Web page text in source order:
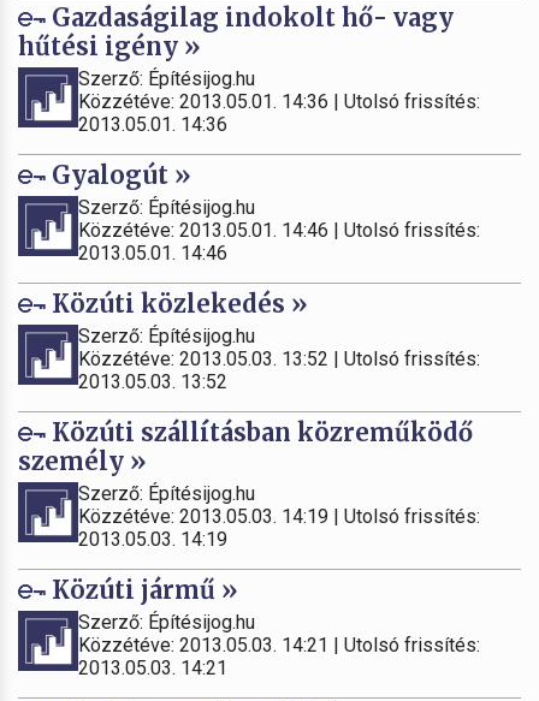
Gazdaságilag indokolt hő- vagy
hűtési igény »
Szerző: Építésijog.hu
Közzétéve: 2013.05.01. 14:36 | Utolsó frissítés:
2013.05.01. 14:36
Gyalogút »
Szerző: Építésijog.hu
Közzétéve: 2013.05.01. 14:46 | Utolsó frissítés:
2013.05.01. 14:46
Közúti közlekedés »
Szerző: Építésijog.hu
Közzétéve: 2013.05.03. 13:52 | Utolsó frissítés:
2013.05.03. 13:52
Közúti szállításban közreműködő
személy »
Szerző: Építésijog.hu
Közzétéve: 2013.05.03. 14:19 | Utolsó frissítés:
2013.05.03. 14:19
Közúti jármű »
Szerző: Építésijog.hu
Közzétéve: 2013.05.03. 14:21 | Utolsó frissítés:
2013.05.03. 14:21